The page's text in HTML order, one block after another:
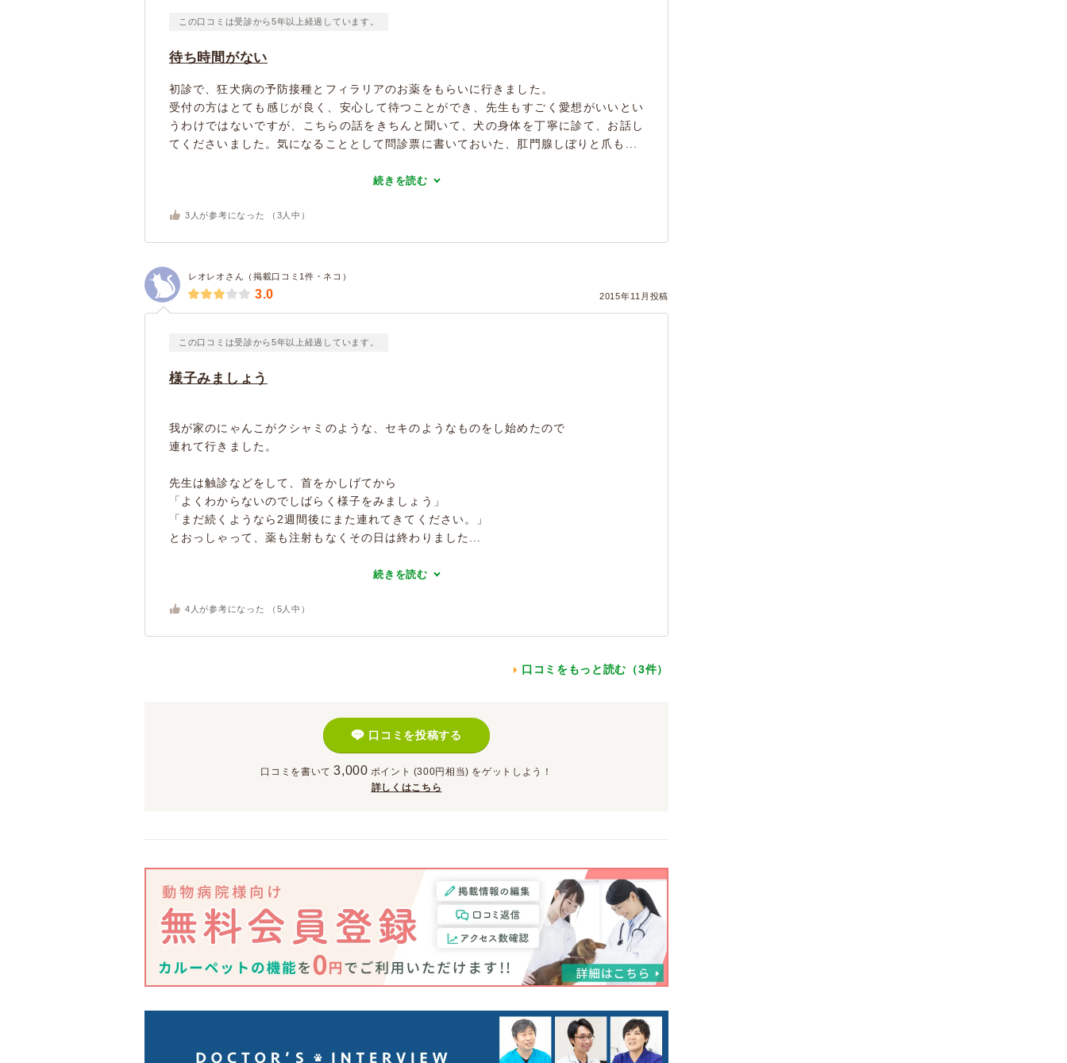
この口コミは受診から5年以上経過しています。
待ち時間がない
初診で、狂犬病の予防接種とフィラリアのお薬をもらいに行きました。
受付の方はとても感じが良く、安心して待つことができ、先生もすごく愛想がいいとい
うわけではないですが、こちらの話をきちんと聞いて、犬の身体を丁寧に診て、お話し
てくださいました。気になることとして問診票に書いておいた、肛門腺しぼりと爪も...
続きを読む
3 人が参考になった （ 3 人中）
レオレオさん（掲載口コミ1件・ネコ）
2015年11月投稿
3.0
この口コミは受診から5年以上経過しています。
様子みましょう
我が家のにゃんこがクシャミのような、セキのようなものをし始めたので
連れて行きました。
先生は触診などをして、首をかしげてから
「よくわからないのでしばらく様子をみましょう」
「まだ続くようなら2週間後にまた連れてきてください。」
とおっしゃって、薬も注射もなくその日は終わりました...
続きを読む
4 人が参考になった （ 5 人中）
口コミをもっと読む（3件）
口コミを投稿する
口コミを書いて 3,000 ポイント (300円相当) をゲットしよう！
詳しくはこちら